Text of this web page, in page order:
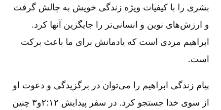
بشری را با کیفیات ویژه زندگی خویش به چالش گرفت
و ارزش‌های نوین و انسانی‌تر را جایگزین آنها کرد.
ابراهیم مردی است که یادمانش برای ما باعث برکت
است.
پیام زندگی ابراهیم را می‌توان در برگزیدگی و دعوت او
از سوی خدا جستجو کرد. در سفر پیدایش ۱۲:‏‏۲‏و‏۳ چنین